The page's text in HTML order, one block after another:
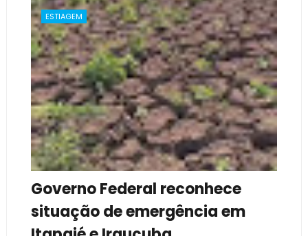
ESTIAGEM
Governo Federal reconhece
situação de emergência em